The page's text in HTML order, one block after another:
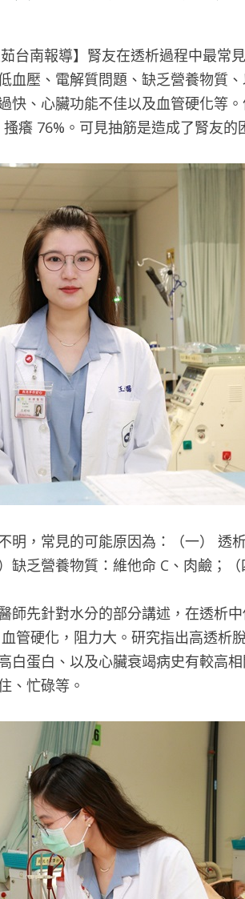
茹台南報導】腎友在透析過程中最常
血壓、電解質問題、缺乏營養物質
快、心臟功能不佳以及血管硬化等
癢 76%。可見抽筋是造成了腎友的
明，常見的可能原因為：（一） 透
缺乏營養物質：維他命 C、肉鹼；（
師先針對水分的部分講述，在透析
管硬化，阻力大。研究指出高透析
白蛋白、以及心臟衰竭病史有較高
、忙碌等。